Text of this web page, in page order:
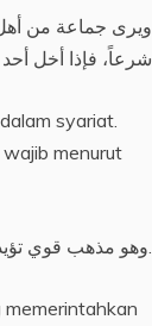
ويرى جماعة من
شرعاً، فإذا أخل
syariat.
menurut
وهو مذهب قوي تؤيده عمومات الأدلة من كتاب الله وسنة رسوله – صلى الله عليه وسلم -، الآمرة بالوفاء بالوعود والعهود.